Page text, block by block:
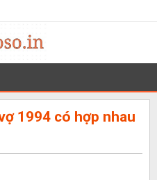
1994 có hợp nhau